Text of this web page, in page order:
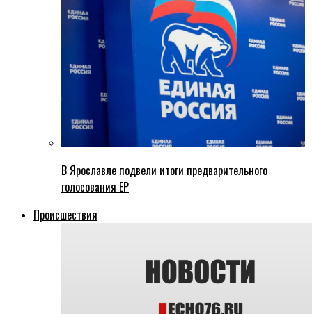
В Ярославле подвели итоги предварительного
голосования ЕР
Происшествия